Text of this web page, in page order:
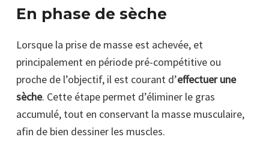
En phase de sèche
Lorsque la prise de masse est achevée, et
principalement en période pré-compétitive ou
proche de l’objectif, il est courant d’effectuer une
sèche. Cette étape permet d’éliminer le gras
accumulé, tout en conservant la masse musculaire,
afin de bien dessiner les muscles.